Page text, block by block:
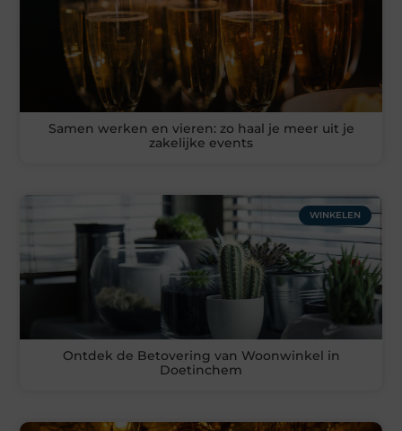
Samen werken en vieren: zo haal je meer uit je
zakelijke events
WINKELEN
Ontdek de Betovering van Woonwinkel in
Doetinchem